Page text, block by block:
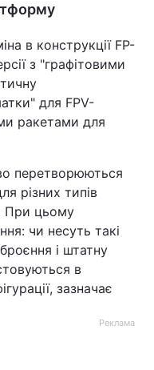
в конструкції FP-
з "графітовими
для FPV-
ракетами для
перетворюються
різних типів
При цьому
чи несуть такі
і штатну
в
зазначає
Реклама